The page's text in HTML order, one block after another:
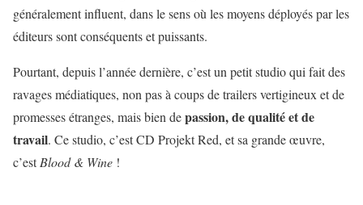
généralement influent, dans le sens où les moyens déployés par les
éditeurs sont conséquents et puissants.
Pourtant, depuis l’année dernière, c’est un petit studio qui fait des
ravages médiatiques, non pas à coups de trailers vertigineux et de
promesses étranges, mais bien depassion, de qualité et de
travail. Ce studio, c’est CD Projekt Red, et sa grande œuvre,
c’estBlood & Wine !